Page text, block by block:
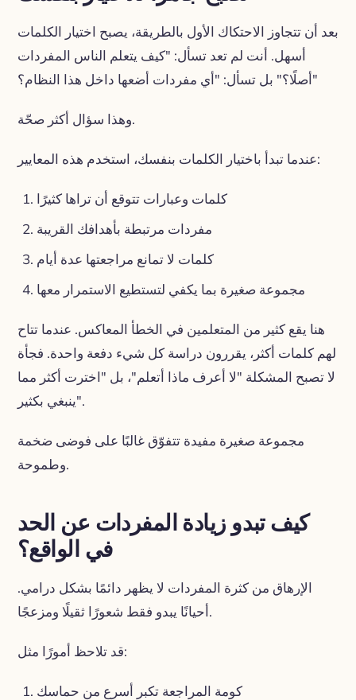
بعد أن تتجاوز الاحتكاك الأول بالطريقة، يصبح اختيار الكلمات
أسهل. أنت لم تعد تسأل: "كيف يتعلم الناس المفردات
أصلًا؟" بل تسأل: "أي مفردات أضعها داخل هذا النظام؟"
وهذا سؤال أكثر صحّة.
عندما تبدأ باختيار الكلمات بنفسك، استخدم هذه المعايير:
كلمات وعبارات تتوقع أن تراها كثيرًا
مفردات مرتبطة بأهدافك القريبة
كلمات لا تمانع مراجعتها عدة أيام
مجموعة صغيرة بما يكفي لتستطيع الاستمرار معها
هنا يقع كثير من المتعلمين في الخطأ المعاكس. عندما تتاح
لهم كلمات أكثر، يقررون دراسة كل شيء دفعة واحدة. فجأة
لا تصبح المشكلة "لا أعرف ماذا أتعلم"، بل "اخترت أكثر مما
ينبغي بكثير".
مجموعة صغيرة مفيدة تتفوّق غالبًا على فوضى ضخمة
وطموحة.
كيف تبدو زيادة المفردات عن الحد
في الواقع؟
الإرهاق من كثرة المفردات لا يظهر دائمًا بشكل درامي.
أحيانًا يبدو فقط شعورًا ثقيلًا ومزعجًا.
قد تلاحظ أمورًا مثل:
كومة المراجعة تكبر أسرع من حماسك